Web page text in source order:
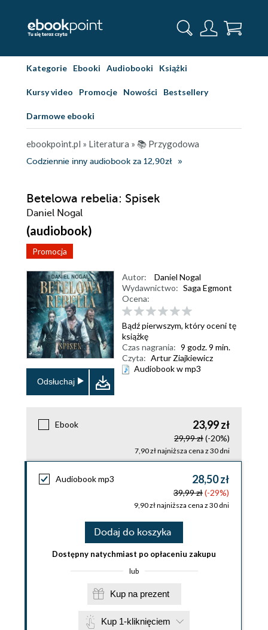
Kategorie Ebooki Audiobooki Książki
Kursy video Promocje Nowości Bestsellery
Darmowe ebooki
ebookpoint.pl » Literatura » 📚 Przygodowa
Codziennie inny audiobook za 12,90zł
Betelowa rebelia: Spisek
Daniel Nogal
(audiobook)
Promocja
Odsłuchaj
Autor:
Daniel Nogal
Wydawnictwo: Saga Egmont
Ocena:
Bądź pierwszym, który oceni tę
książkę
Czas nagrania: 9 godz. 9 min.
Czyta: Artur Ziajkiewicz
Audiobook w mp3
Ebook 23,99 zł
29,99 zł(-20%)
7,90 zł najniższa cena z 30 dni
Audiobook mp3 28,50 zł
39,99 zł(-29%)
9,90 zł najniższa cena z 30 dni
Dodaj do koszyka
Dostępny natychmiast po opłaceniu zakupu
lub
Kup na prezent
Kup 1-kliknięciem